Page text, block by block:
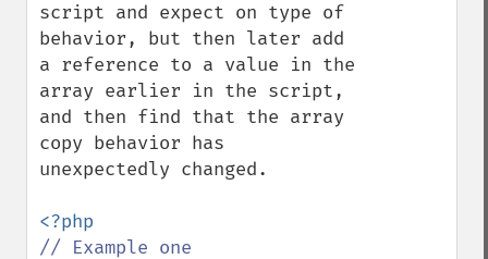
script and expect on type of
behavior, but then later add
a reference to a value in the
array earlier in the script,
and then find that the array
copy behavior has
unexpectedly changed.